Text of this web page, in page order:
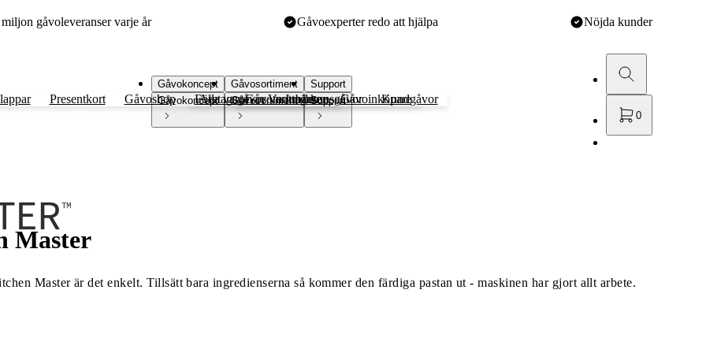
gåvoleveranser varje år Gåvoexperter redo att hjälpa Nöjda kunder
Gåvokoncept
Presentkort Gåvoshop Företagsgåvor Jubileumsgåvor Kundgåvor
Gåvokoncept
Gåvosortiment
Alla varor Varumärken
Gåvosortiment
Support
Gåvomottagare Gåvoinköpare
Support
0
Master
Master är det enkelt. Tillsätt bara ingredienserna så kommer den färdiga pastan ut - maskinen har gjort allt arbete.
och med en storlek på endast 32 x 23 x 33 cm passar den enkelt på köksbänken.